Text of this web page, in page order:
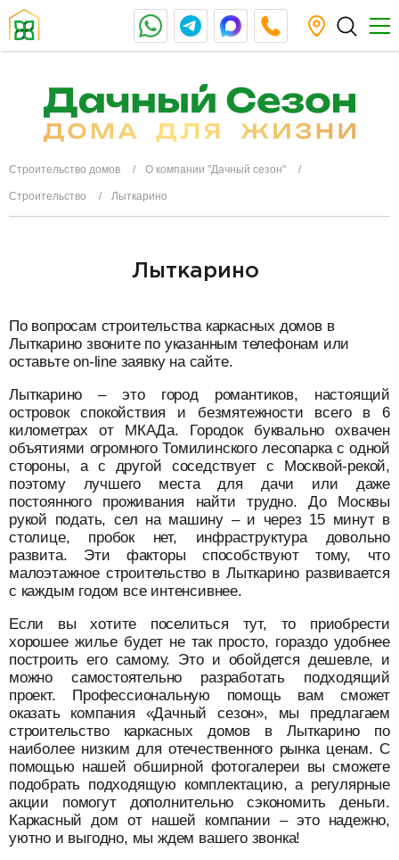
Строительство домов О компании "Дачный сезон"
Строительство Лыткарино
Лыткарино
По вопросам строительства каркасных домов в
Лыткарино звоните по указанным телефонам или
оставьте on-line заявку на сайте.
Лыткарино – это город романтиков, настоящий
островок спокойствия и безмятежности всего в 6
километрах от МКАДа. Городок буквально охвачен
объятиями огромного Томилинского лесопарка с одной
стороны, а с другой соседствует с Москвой-рекой,
поэтому лучшего места для дачи или даже
постоянного проживания найти трудно. До Москвы
рукой подать, сел на машину – и через 15 минут в
столице, пробок нет, инфраструктура довольно
развита. Эти факторы способствуют тому, что
малоэтажное строительство в Лыткарино развивается
с каждым годом все интенсивнее.
Если вы хотите поселиться тут, то приобрести
хорошее жилье будет не так просто, гораздо удобнее
построить его самому. Это и обойдется дешевле, и
можно самостоятельно разработать подходящий
проект. Профессиональную помощь вам сможет
оказать компания «Дачный сезон», мы предлагаем
строительство каркасных домов в Лыткарино по
наиболее низким для отечественного рынка ценам. С
помощью нашей обширной фотогалереи вы сможете
подобрать подходящую комплектацию, а регулярные
акции помогут дополнительно сэкономить деньги.
Каркасный дом от нашей компании – это надежно,
уютно и выгодно, мы ждем вашего звонка!